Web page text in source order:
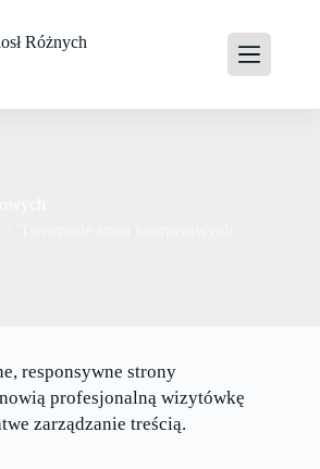
Różnych
responsywne strony
profesjonalną wizytówkę
zarządzanie treścią.